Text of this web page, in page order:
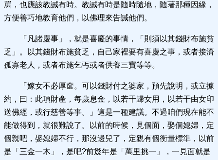
罵，也應該教誡有時。教誡有時是隨時隨地，隨著那種因緣，
方便善巧地教育他們，以佛理來告誡他們。
「凡諸慶事」，就是喜慶的事情，「則須以其錢財布施貧
乏」。以其錢財布施貧乏，自己家裡要有喜慶之事，或者接濟
孤寡老人，或者布施乞丐或者供養三寶等等。
「嫁女不必厚奩。可以錢財付之婆家，預先說明，或立據
約，曰：此項財產，每歲息金，以若干歸女用，以若干由女印
送佛經，或行慈善等事。」這是一種建議。不過咱們現在能不
能做得到，就很難說了。以前的時候，見個面，娶個媳婦，定
個親吧，娶媳婦不行，那沒邊兒了，定親有個衡量標準，以前
是「三金一木」，是吧?前幾年是「萬里挑一」，一見面就是